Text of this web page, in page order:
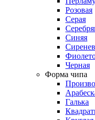
Розовая
Серая
Синяя
Черная
Форма чипа
Галька